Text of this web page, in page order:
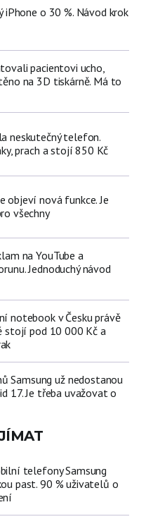
iPhone o 30 %. Návod krok
pacientovi ucho,
na 3D tiskárně. Má to
neskutečný telefon.
prach a stojí 850 Kč
objeví nová funkce. Je
všechny
na YouTube a
Jednoduchý návod
notebook v Česku právě
stojí pod 10 000 Kč a
Samsung už nedostanou
17. Je třeba uvažovat o
telefony Samsung
past. 90 % uživatelů o